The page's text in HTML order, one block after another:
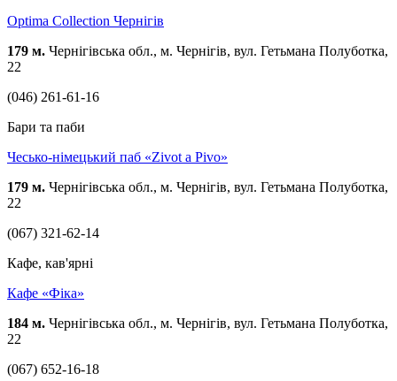
Optima Collection Чернігів
179 м. Чернігівська обл., м. Чернігів, вул. Гетьмана Полуботка,
22
(046) 261-61-16
Бари та паби
Чесько-німецький паб «Zivot a Pivo»
179 м. Чернігівська обл., м. Чернігів, вул. Гетьмана Полуботка,
22
(067) 321-62-14
Кафе, кав'ярні
Кафе «Фіка»
184 м. Чернігівська обл., м. Чернігів, вул. Гетьмана Полуботка,
22
(067) 652-16-18